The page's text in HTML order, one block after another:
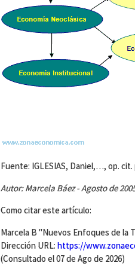
Fuente: IGLESIAS, Daniel,…, op. cit.
Autor: Marcela Báez - Agosto de
Como citar este artículo:
Marcela B "Nuevos Enfoques de la
Dirección URL: https://
(Consultado el 07 de Ago de 2026)